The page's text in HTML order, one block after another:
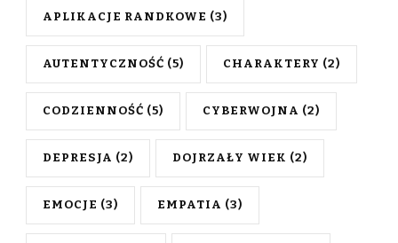
APLIKACJE RANDKOWE (3)
AUTENTYCZNOŚĆ (5) CHARAKTERY (2)
CODZIENNOŚĆ (5) CYBERWOJNA (2)
DEPRESJA (2) DOJRZAŁY WIEK (2)
EMOCJE (3) EMPATIA (3)